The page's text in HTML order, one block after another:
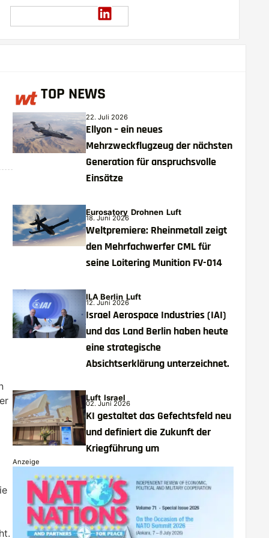
TOP NEWS
22. Juli 2026
Ellyon – ein neues
Mehrzweckflugzeug der nächsten
Generation für anspruchsvolle
Einsätze
Eurosatory Drohnen Luft
18. Juni 2026
Weltpremiere: Rheinmetall zeigt
den Mehrfachwerfer CML für
seine Loitering Munition FV-014
ILA Berlin Luft
12. Juni 2026
Israel Aerospace Industries (IAI)
und das Land Berlin haben heute
eine strategische
Absichtserklärung unterzeichnet.
Luft Israel
02. Juni 2026
KI gestaltet das Gefechtsfeld neu
und definiert die Zukunft der
Kriegführung um
Anzeige